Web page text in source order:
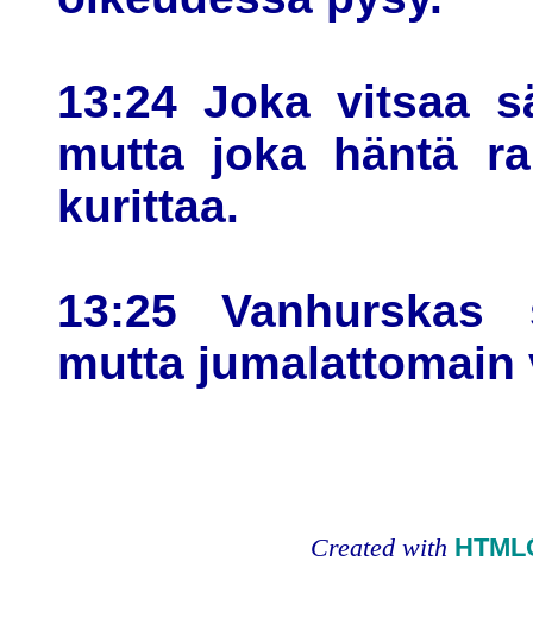
13:24 Joka vitsaa
mutta joka häntä
kurittaa.
13:25
mutta jumalattomain
Created with